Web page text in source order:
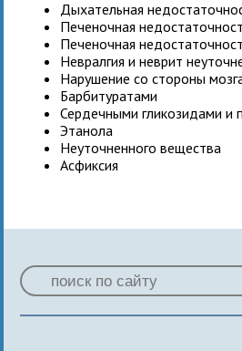
Дыхательная
Печеночная
Печеночная
Невралгия и неврит
Нарушение со стороны
Барбитуратами
Сердечными гликозидами и
Этанола
Неуточненного вещества
Асфиксия